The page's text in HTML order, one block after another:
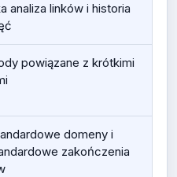
analiza linków i historia
powiązane z krótkimi
domeny i
zakończenia